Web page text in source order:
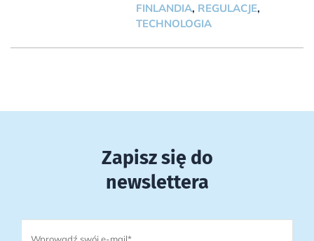
FINLANDIA, REGULACJE,
TECHNOLOGIA
Zapisz się do
newslettera